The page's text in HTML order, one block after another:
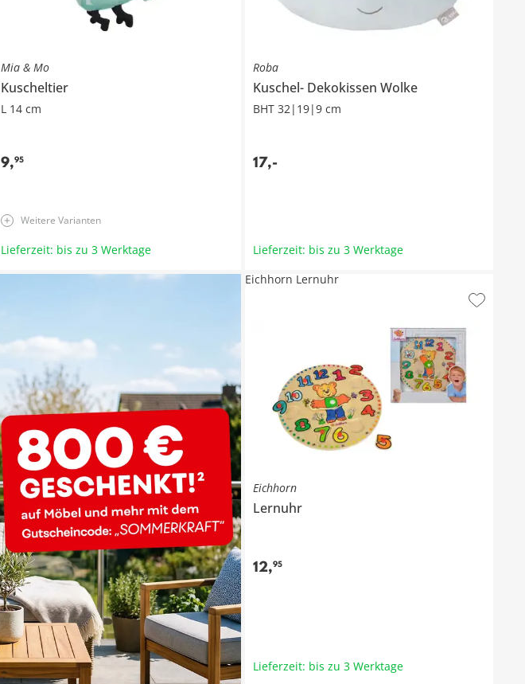
Mia & Mo
Kuscheltier
L 14 cm
9,95
Weitere Varianten
Lieferzeit: bis zu 3 Werktage
Roba
Kuschel- Dekokissen Wolke
BHT 32|19|9 cm
17,-
Lieferzeit: bis zu 3 Werktage
Eichhorn
Lernuhr
12,95
Eichhorn Lernuhr
Lieferzeit: bis zu 3 Werktage